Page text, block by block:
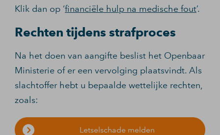
Klik dan op ‘financiële hulp na medische fout’.
Rechten tijdens strafproces
Na het doen van aangifte beslist het Openbaar
Ministerie of er een vervolging plaatsvindt. Als
slachtoffer hebt u bepaalde wettelijke rechten,
zoals:
Letselschade melden